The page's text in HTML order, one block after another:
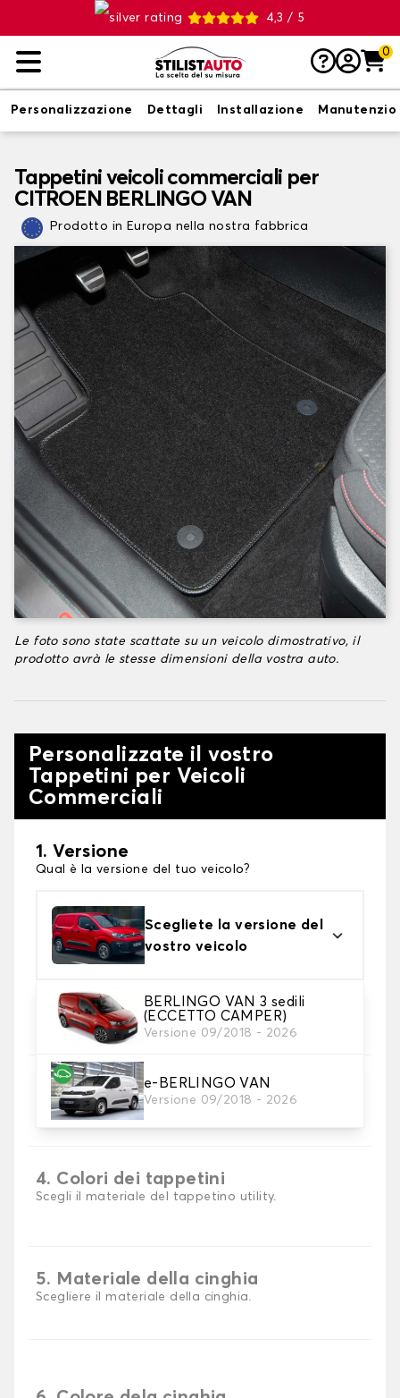
4,3 / 5
0
Personalizzazione Dettagli Installazione
Tappetini veicoli commerciali per
CITROEN BERLINGO VAN
Prodotto in Europa nella nostra fabbrica
Le foto sono state scattate su un veicolo dimostrativo, il
prodotto avrà le stesse dimensioni della vostra auto.
Personalizzate il vostro
Tappetini per Veicoli
Commerciali
1. Versione
Qual è la versione del tuo veicolo?
Scegliete la versione del
vostro veicolo
BERLINGO VAN 3 sedili
(ECCETTO CAMPER)
Versione 09/2018 - 2026
e-BERLINGO VAN
Versione 09/2018 - 2026
2. Materiale
Scegli il materiale del tappetini auto
3. Set di tappetini
Selezionare il numero di tappetini per auto
necessari.
4. Colori dei tappetini
Scegli il materiale del tappetino utility.
5. Materiale della cinghia
Scegliere il materiale della cinghia.